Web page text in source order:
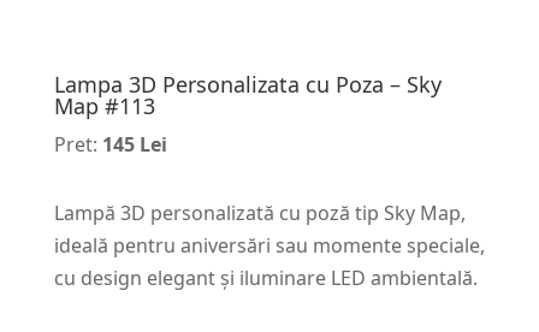
Lampa 3D Personalizata cu Poza – Sky
Map #113
Pret: 145 Lei
Lampă 3D personalizată cu poză tip Sky Map,
ideală pentru aniversări sau momente speciale,
cu design elegant și iluminare LED ambientală.